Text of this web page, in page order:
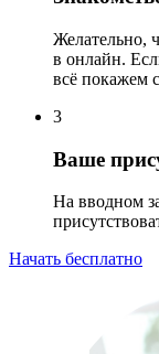
Желательно,
в онлайн.
всё покажем
3
Ваше
На вводном
Начать бесплатно